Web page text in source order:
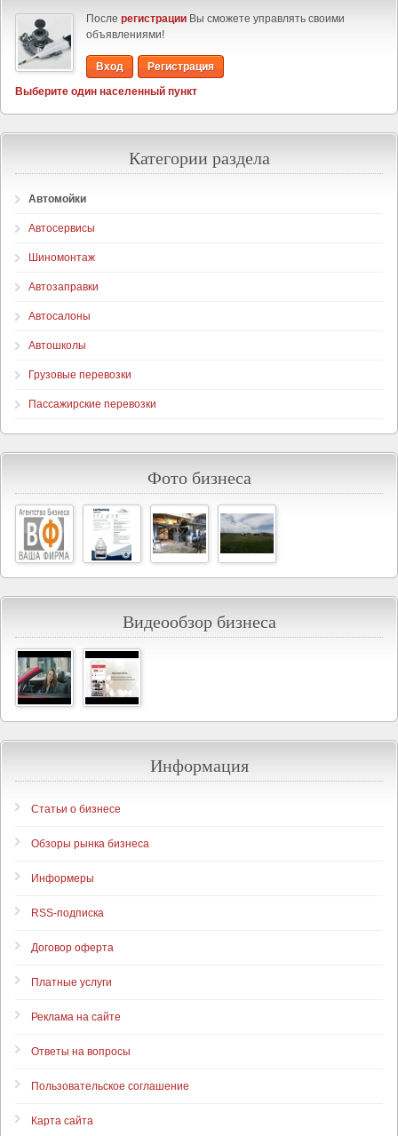
После регистрации Вы сможете управлять своими
объявлениями!
Вход
Регистрация
Выберите один населенный пункт
Категории раздела
Автомойки
Автосервисы
Шиномонтаж
Автозаправки
Автосалоны
Автошколы
Грузовые перевозки
Пассажирские перевозки
Фото бизнеса
Видеообзор бизнеса
Информация
Статьи о бизнесе
Обзоры рынка бизнеса
Информеры
RSS-подписка
Договор оферта
Платные услуги
Реклама на сайте
Ответы на вопросы
Пользовательское соглашение
Карта сайта